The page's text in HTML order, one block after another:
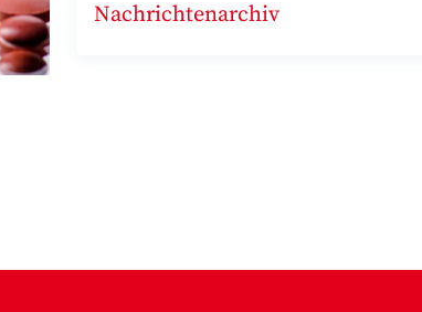
Nachrichtenarchiv